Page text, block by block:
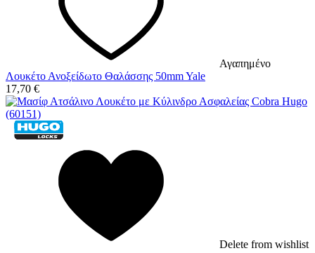
Αγαπημένο
Λουκέτο Ανοξείδωτο Θαλάσσης 50mm Yale
17,70 €
Delete from wishlist